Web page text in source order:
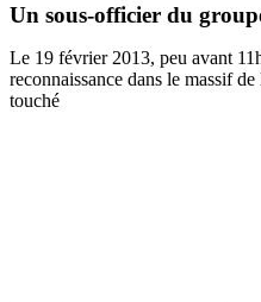
Un sous-officier du
Le 19 février 2013, peu avant
reconnaissance dans le massif
touché